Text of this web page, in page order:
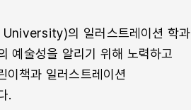
의 일러스트레이션 학과
예술성을 알리기 위해 노력하고
이책과 일러스트레이션
.